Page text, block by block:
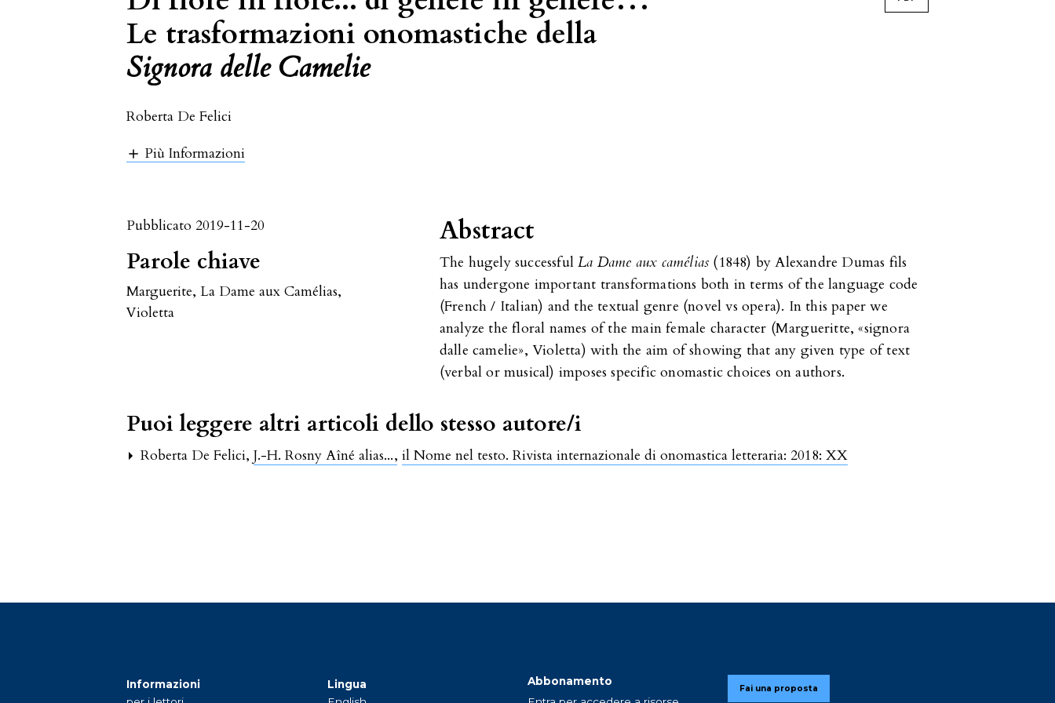
Le trasformazioni onomastiche della
Signora delle Camelie
Roberta De Felici
Più Informazioni
Pubblicato 2019-11-20
Parole chiave
Marguerite, La Dame aux Camélias,
Violetta
Abstract
The hugely successfulLa Dame aux camélias (1848) by Alexandre Dumas fils
has undergone important transformations both in terms of the language code
(French / Italian) and the textual genre (novel vs opera). In this paper we
analyze the floral names of the main female character (Margueritte, «signora
dalle camelie», Violetta) with the aim of showing that any given type of text
(verbal or musical) imposes specific onomastic choices on authors.
Puoi leggere altri articoli dello stesso autore/i
Roberta De Felici,J.-H. Rosny Aîné alias...,il Nome nel testo. Rivista internazionale di onomastica letteraria: 2018: XX
Informazioni
Lingua
Abbonamento
Fai una proposta